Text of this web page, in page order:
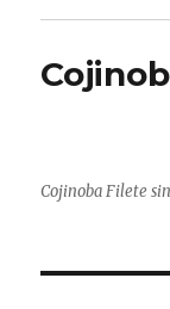
Cojinoba Filete